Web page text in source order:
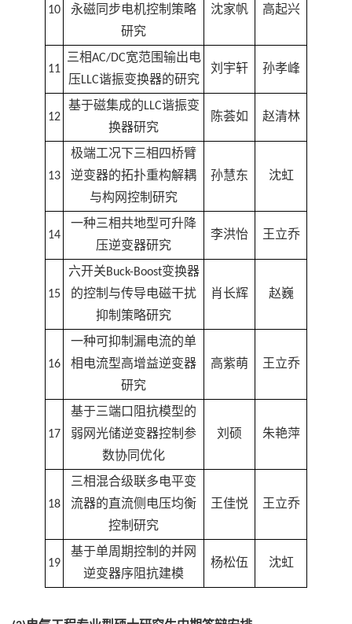
10
永磁同步电机控制策略
研究
沈家帆 高起兴
11
三相AC/DC宽范围输出电
压LLC谐振变换器的研究
刘宇轩 孙孝峰
12
基于磁集成的LLC谐振变
换器研究
陈荟如 赵清林
13
极端工况下三相四桥臂
逆变器的拓扑重构解耦
与构网控制研究
孙慧东 沈虹
14
一种三相共地型可升降
压逆变器研究
李洪怡 王立乔
15
六开关Buck-Boost变换器
的控制与传导电磁干扰
抑制策略研究
肖长辉 赵巍
16
一种可抑制漏电流的单
相电流型高增益逆变器
研究
高紫萌 王立乔
17
基于三端口阻抗模型的
弱网光储逆变器控制参
数协同优化
刘硕 朱艳萍
18
三相混合级联多电平变
流器的直流侧电压均衡
控制研究
王佳悦 王立乔
19
基于单周期控制的并网
逆变器序阻抗建模
杨松伍 沈虹